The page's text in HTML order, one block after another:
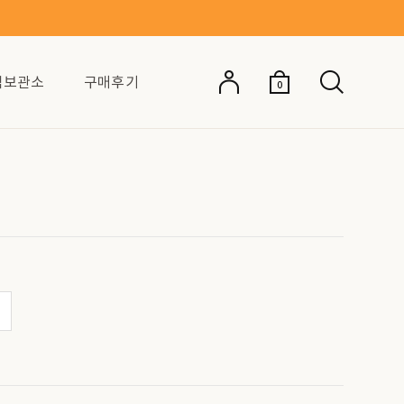
관소 구매후기 0